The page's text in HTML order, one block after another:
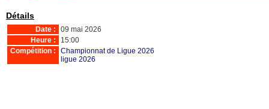
Détails
Date :
09 mai 2026
Heure :
15:00
Compétition :
Championnat de Ligue 2026
ligue 2026